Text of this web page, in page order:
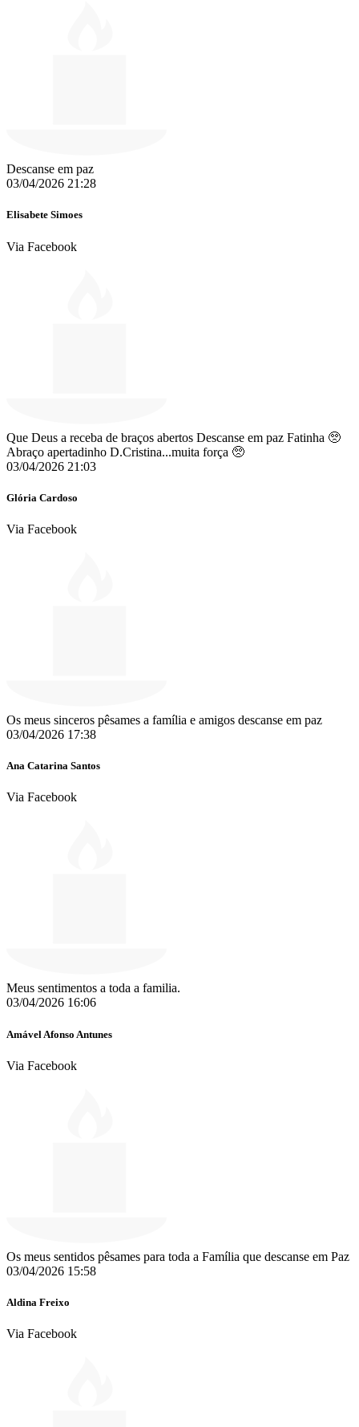
Descanse em paz
03/04/2026 21:28
Elisabete Simoes
Via Facebook
Que Deus a receba de braços abertos Descanse em paz Fatinha 🥺
Abraço apertadinho D.Cristina...muita força 🥺
03/04/2026 21:03
Glória Cardoso
Via Facebook
Os meus sinceros pêsames a família e amigos descanse em paz
03/04/2026 17:38
Ana Catarina Santos
Via Facebook
Meus sentimentos a toda a familia.
03/04/2026 16:06
Amável Afonso Antunes
Via Facebook
Os meus sentidos pêsames para toda a Família que descanse em Paz
03/04/2026 15:58
Aldina Freixo
Via Facebook